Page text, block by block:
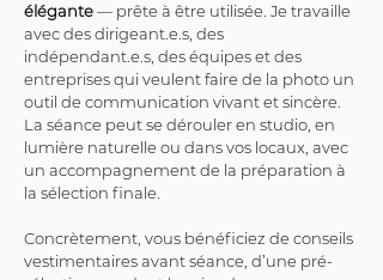
élégante — prête à être utilisée. Je travaille
avec des dirigeant.e.s, des
indépendant.e.s, des équipes et des
entreprises qui veulent faire de la photo un
outil de communication vivant et sincère.
La séance peut se dérouler en studio, en
lumière naturelle ou dans vos locaux, avec
un accompagnement de la préparation à
la sélection finale.
Concrètement, vous bénéficiez de conseils
vestimentaires avant séance, d’une pré-